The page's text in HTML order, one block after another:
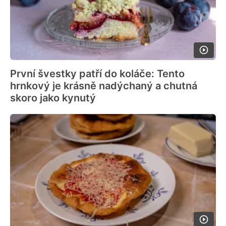
První švestky patří do koláče: Tento
hrnkový je krásně nadýchaný a chutná
skoro jako kynutý